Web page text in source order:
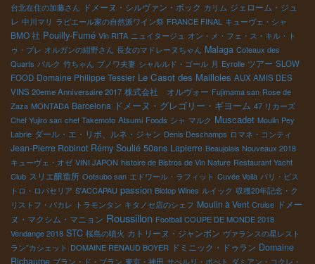
台北在住の加藤さん ドメーヌ・シルヴァン・ボック カリム ジェローム・ジュ
レ 中川マリ ラピエール家の自然派ワイン祭 FRANCE FINAL キューヴェ・シャ
BMO 社 Pouilly-Fumé Vin RITA ニュイタージュ オン・メ・フェ・ス・キル・ト
ゥ・プレ オルガンの紺野さん 長女のマドレーヌちゃん Malaga Coteaux des
Quarts パルク 竹ちゃん ブノワ夫妻 シャルルド・ゴール 月 Eyrolle ツアー SLOW
FOOD Domaine Philippe Tessier Le Casot des Mailloles AUX AMIS DES
VINS 20eme Anniversaire 2017 株式会社 オルヴォー Fujimama san Rose de
Zaza MONTADA Barcelona ドメーヌ・グレゴリー・ギヨーム 47 リカーズ
Chef Yujiro san chef Takemoto Atsumi Foods シャ マルク Muscadet Moulin Pey
Labrie ダール・エ・リボ、ルネ・ジャン Denis Deschamps ロマネ・コンティ
Jean-Pierre Robinot Rémy Soulié 50ans Lapierre Beaujolais Nouveaux 2018
キューヴェ・オゼ VINI JAPON histoire de Bistros de Vin Nature Restaurant Yacht
Club スリエ醸造所 Ootsubo san エドワール・ラフィット Cuvée Voilà パリ・ビス
トロ・ロバセリア S'ACCAPAU passion Biotop Wines ルイック 収穫20年記念・ク
リストフ・パカレ トラモンタン キタノセ店のシェフ Moulin à Vent Cruise ドメー
ヌ・マクシム・マニョン Roussillon Football COUPE DE MONDE 2018
Vendange 2018 STC 桜島の噴火 カトリーヌ・ジャンボン ヴァランスの星レスト
ラン”カシェット DOMAINE RENAUD BOYER ドミニック・ドゥラン Domaine
Richaume ブラン・ド・ブラン 東京・神田 サぺルリ・ポぺト ダミアン・コクレ・